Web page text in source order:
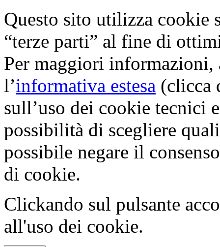
Questo sito utilizza cookie
“terze parti” al fine di
Per maggiori informazioni,
l’informativa estesa (clicca
sull’uso dei cookie tecnici
possibilità di scegliere
possibile negare il
di cookie.
Clickando sul pulsante
all'uso dei cookie.